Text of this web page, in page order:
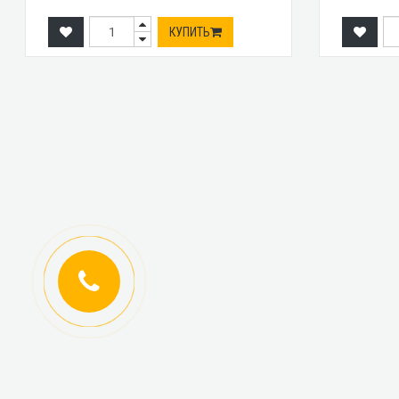
КУПИТЬ